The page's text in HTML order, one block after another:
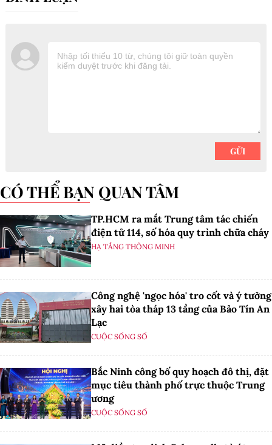
CÓ THỂ BẠN QUAN TÂM
TP.HCM ra mắt Trung tâm tác chiến
điện tử 114, số hóa quy trình chữa cháy
HẠ TẦNG THÔNG MINH
Công nghệ 'ngọc hóa' tro cốt và ý tưởng
xây hai tòa tháp 13 tầng của Bảo Tín An
Lạc
CUỘC SỐNG SỐ
Bắc Ninh công bố quy hoạch đô thị, đặt
mục tiêu thành phố trực thuộc Trung
ương
CUỘC SỐNG SỐ